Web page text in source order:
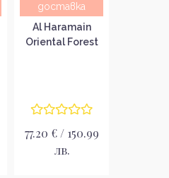
доставка
Al Haramain
Oriental Forest
77.20 € / 150.99
лв.